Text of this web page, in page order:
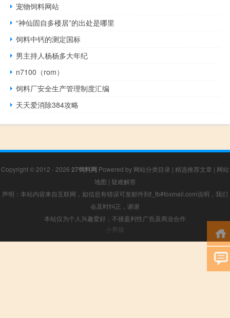
宠物饲料网站
“神仙固自多楼居”的出处是哪里
饲料中钙的测定国标
男主持人杨杨多大年纪
n7100（rom）
饲料厂安全生产管理制度汇编
天天爱消除384攻略
Copyright © 2012 - 2026 27饲料网 Powered by 网站分类目录 | 精选推荐文章 | 网站
地图 | 疑难解答
声明：本站内容来自互联网，如信息有错误可发邮件到f_fb#foxmail.com说明，我们
会及时纠正，谢谢
本站仅为个人兴趣爱好，不接盈利性广告及商业合作
小男孩